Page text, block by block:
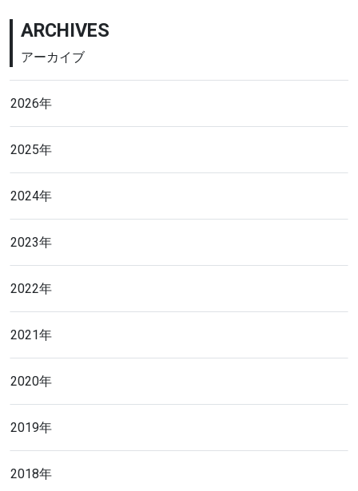
ARCHIVES
アーカイブ
2026年
2025年
2024年
2023年
2022年
2021年
2020年
2019年
2018年